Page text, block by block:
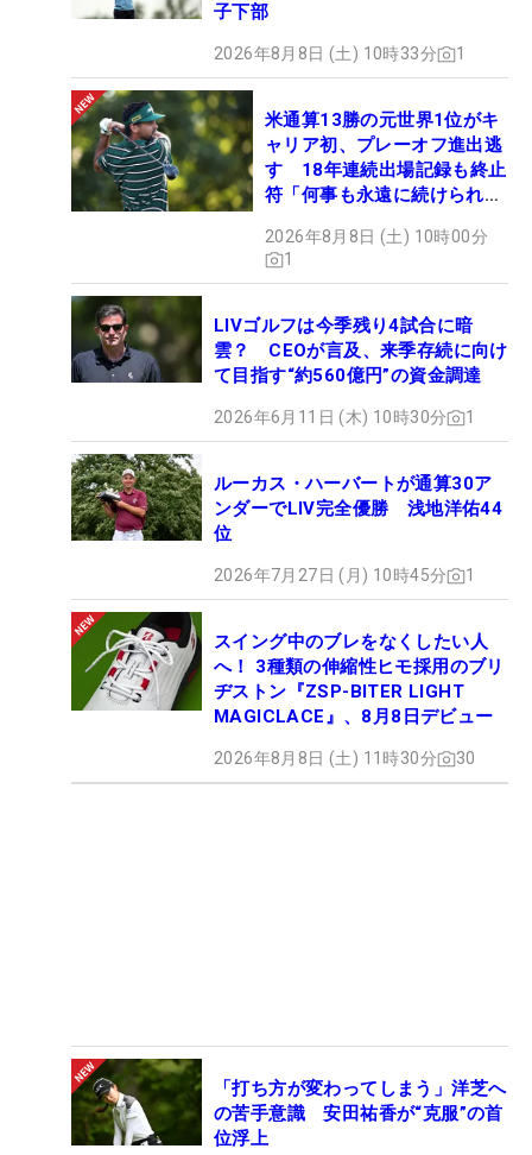
子下部
2026年8月8日 (土) 10時33分 1
米通算13勝の元世界1位がキ
ャリア初、プレーオフ進出逃
す 18年連続出場記録も終止
符「何事も永遠に続けられな
2026年8月8日 (土) 10時00分
1
LIVゴルフは今季残り4試合に暗
雲？ CEOが言及、来季存続に向け
て目指す“約560億円”の資金調達
2026年6月11日 (木) 10時30分 1
ルーカス・ハーバートが通算30ア
ンダーでLIV完全優勝 浅地洋佑44
位
2026年7月27日 (月) 10時45分 1
スイング中のブレをなくしたい人
へ！ 3種類の伸縮性ヒモ採用のブリ
ヂストン『ZSP-BITER LIGHT
MAGICLACE』、8月8日デビュー
2026年8月8日 (土) 11時30分 30
「打ち方が変わってしまう」洋芝へ
の苦手意識 安田祐香が“克服”の首
位浮上